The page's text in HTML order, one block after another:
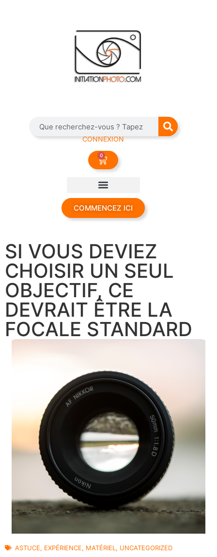
CONNEXION
0
COMMENCEZ ICI
SI VOUS DEVIEZ
CHOISIR UN SEUL
OBJECTIF, CE
DEVRAIT ÊTRE LA
FOCALE STANDARD
ASTUCE, EXPÉRIENCE, MATÉRIEL , UNCATEGORIZED